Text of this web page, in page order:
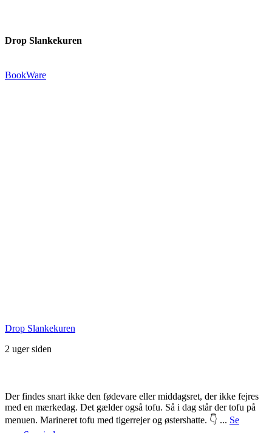
Drop Slankekuren
BookWare
Drop Slankekuren
2 uger siden
Der findes snart ikke den fødevare eller middagsret, der ikke fejres
med en mærkedag. Det gælder også tofu. Så i dag står der tofu på
menuen. Marineret tofu med tigerrejer og østershatte. 👇 ... Se